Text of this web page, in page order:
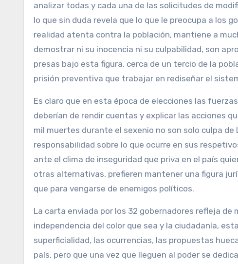
analizar todas y cada una de las solicitudes de
lo que sin duda revela que lo que le preocupa a los
realidad atenta contra la población, mantiene a
demostrar ni su inocencia ni su culpabilidad, son
presas bajo esta figura, cerca de un tercio de la
prisión preventiva que trabajar en rediseñar el
Es claro que en esta época de elecciones las
deberían de rendir cuentas y explicar las acciones
mil muertes durante el sexenio no son solo culpa
responsabilidad sobre lo que ocurre en sus
ante el clima de inseguridad que priva en el país
otras alternativas, prefieren mantener una figura
que para vengarse de enemigos políticos.
La carta enviada por los 32 gobernadores refleja
independencia del color que sea y la ciudadanía,
superficialidad, las ocurrencias, las propuestas
país, pero que una vez que lleguen al poder se